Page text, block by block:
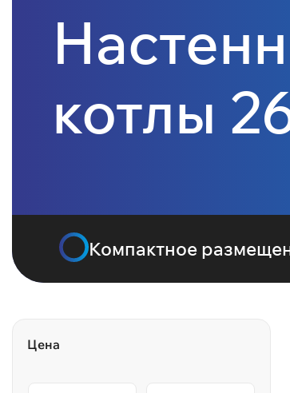
котлы
Компактное
Цена